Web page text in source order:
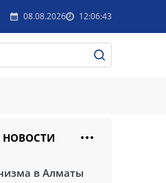
08.08.2026 12:06:43
НОВОСТИ
в Алматы